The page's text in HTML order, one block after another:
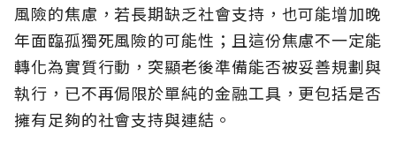
風險的焦慮，若長期缺乏社會支持，也可能增加晚
年面臨孤獨死風險的可能性；且這份焦慮不一定能
轉化為實質行動，突顯老後準備能否被妥善規劃與
執行，已不再侷限於單純的金融工具，更包括是否
擁有足夠的社會支持與連結。